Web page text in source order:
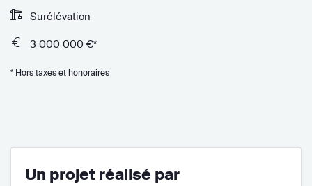
Surélévation
3 000 000 €*
* Hors taxes et honoraires
Un projet réalisé par